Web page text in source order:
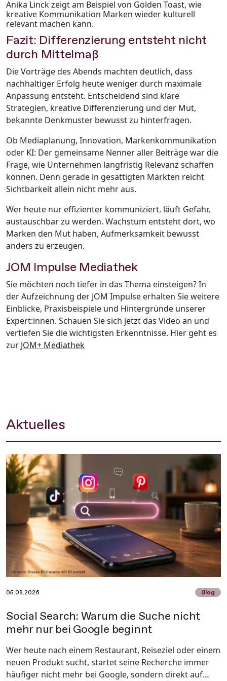
Anika Linck zeigt am Beispiel von Golden Toast, wie
kreative Kommunikation Marken wieder kulturell
relevant machen kann.
Fazit: Differenzierung entsteht nicht
durch Mittelmaß
Die Vorträge des Abends machten deutlich, dass
nachhaltiger Erfolg heute weniger durch maximale
Anpassung entsteht. Entscheidend sind klare
Strategien, kreative Differenzierung und der Mut,
bekannte Denkmuster bewusst zu hinterfragen.
Ob Mediaplanung, Innovation, Markenkommunikation
oder KI: Der gemeinsame Nenner aller Beiträge war die
Frage, wie Unternehmen langfristig Relevanz schaffen
können. Denn gerade in gesättigten Märkten reicht
Sichtbarkeit allein nicht mehr aus.
Wer heute nur effizienter kommuniziert, läuft Gefahr,
austauschbar zu werden. Wachstum entsteht dort, wo
Marken den Mut haben, Aufmerksamkeit bewusst
anders zu erzeugen.
JOM Impulse Mediathek
Sie möchten noch tiefer in das Thema einsteigen? In
der Aufzeichnung der JOM Impulse erhalten Sie weitere
Einblicke, Praxisbeispiele und Hintergründe unserer
Expert:innen. Schauen Sie sich jetzt das Video an und
vertiefen Sie die wichtigsten Erkenntnisse. Hier geht es
zur JOM+ Mediathek
Aktuelles
05.08.2026 Blog
Social Search: Warum die Suche nicht
mehr nur bei Google beginnt
Wer heute nach einem Restaurant, Reiseziel oder einem
neuen Produkt sucht, startet seine Recherche immer
häufiger nicht mehr bei Google, sondern direkt auf